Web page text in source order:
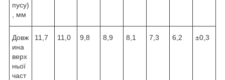
пусу)
, мм
Довж
ина
верх
ньої
част
11,7 11,0 9,8 8,9 8,1 7,3 6,2 ±0,3